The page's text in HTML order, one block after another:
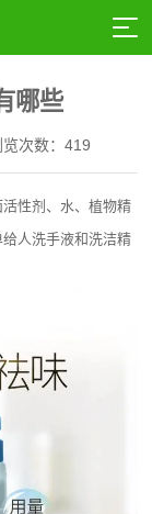
哪些
览次数：419
性剂、水、植物精
人洗手液和洗洁精